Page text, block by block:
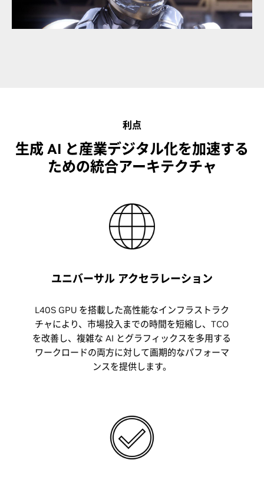
支援します。
利点
生成 AI と産業デジタル化を加速する
ための統合アーキテクチャ
ユニバーサル アクセラレーション
L40S GPU を搭載した高性能なインフラストラク
チャにより、市場投入までの時間を短縮し、TCO
を改善し、複雑な AI とグラフィックスを多用する
ワークロードの両方に対して画期的なパフォーマ
ンスを提供します。